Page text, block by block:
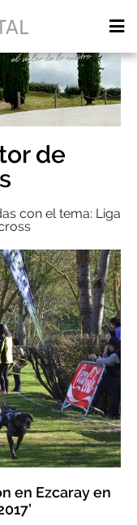
de
con el tema: Liga
en Ezcaray en